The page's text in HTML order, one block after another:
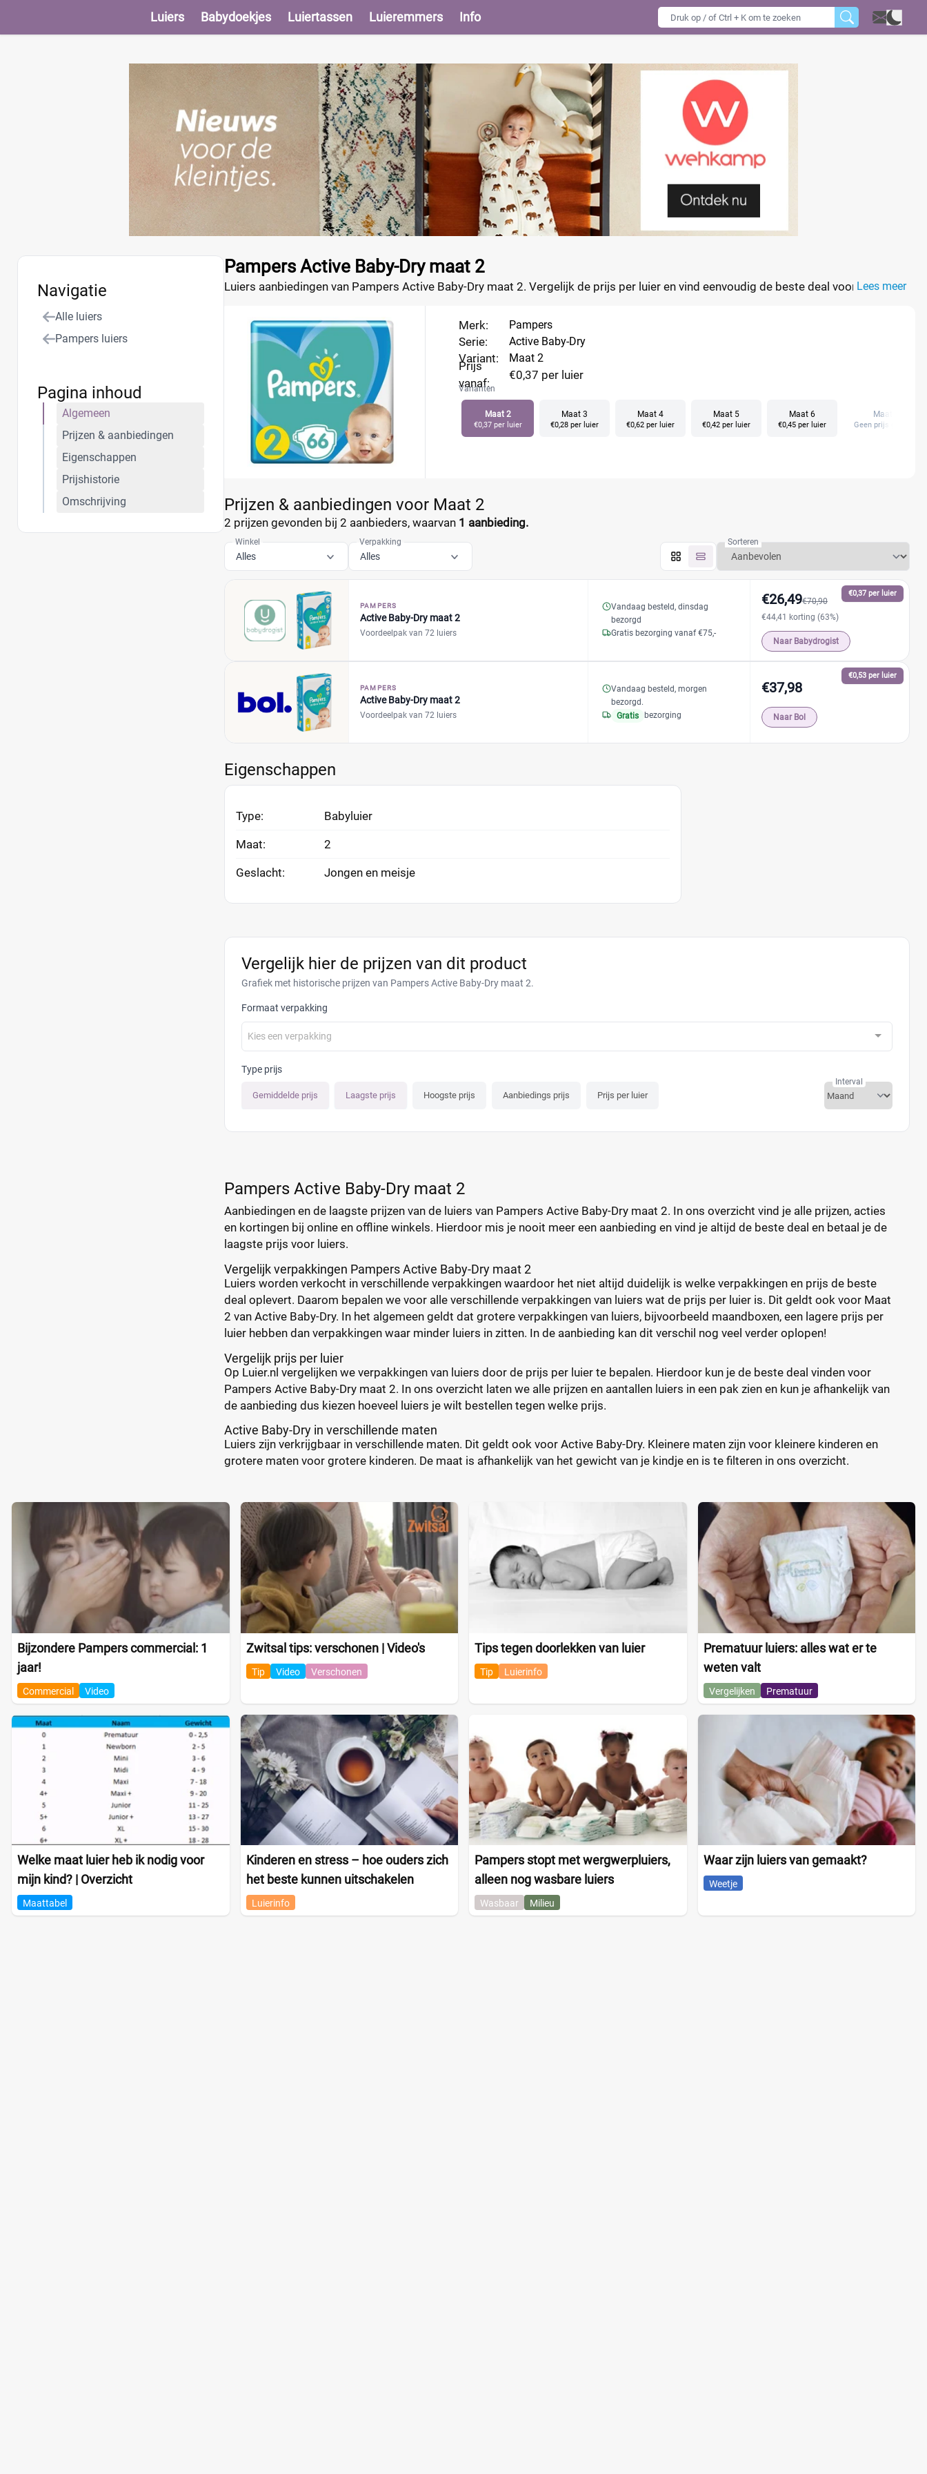
Luiers Babydoekjes Luiertassen Luieremmers Info
Pampers Active Baby-Dry maat 2
Luiers aanbiedingen van Pampers Active Baby-Dry maat 2. Vergelijk de prijs per luier en vind eenvoudig de beste deal voor Active
Lees meer
Merk:
Serie:
Variant:
Prijs
vanaf:
Pampers
Active Baby-Dry
Maat 2
€0,37 per luier
Varianten
Maat 2
€0,37 per luier
Maat 3
€0,28 per luier
Maat 4
€0,62 per luier
Maat 5
€0,42 per luier
Maat 6
€0,45 per luier
Maat 4+
Geen prijs gevonden
Prijzen & aanbiedingen voor Maat 2
2 prijzen gevonden bij 2 aanbieders, waarvan 1 aanbieding.
Winkel
Alles
Verpakking
Alles
Sorteren
PAMPERS
Active Baby-Dry maat 2
Voordeelpak van 72 luiers
Vandaag besteld, dinsdag
bezorgd
Gratis bezorging vanaf €75,-
€0,37 per luier
€26,49€70,90
€44,41 korting (63%)
Naar Babydrogist
PAMPERS
Active Baby-Dry maat 2
Voordeelpak van 72 luiers
Vandaag besteld, morgen
bezorgd.
Gratis bezorging
€0,53 per luier
€37,98
Naar Bol
Eigenschappen
Type: Babyluier
Maat: 2
Geslacht: Jongen en meisje
Vergelijk hier de prijzen van dit product
Grafiek met historische prijzen van Pampers Active Baby-Dry maat 2.
Formaat verpakking
Kies een verpakking
Type prijs
Gemiddelde prijs Laagste prijs Hoogste prijs Aanbiedings prijs Prijs per luier
Interval
Pampers Active Baby-Dry maat 2
Aanbiedingen en de laagste prijzen van de luiers van Pampers Active Baby-Dry maat 2. In ons overzicht vind je alle prijzen, acties
en kortingen bij online en offline winkels. Hierdoor mis je nooit meer een aanbieding en vind je altijd de beste deal en betaal je de
laagste prijs voor luiers.
Vergelijk verpakkingen Pampers Active Baby-Dry maat 2
Luiers worden verkocht in verschillende verpakkingen waardoor het niet altijd duidelijk is welke verpakkingen en prijs de beste
deal oplevert. Daarom bepalen we voor alle verschillende verpakkingen van luiers wat de prijs per luier is. Dit geldt ook voor Maat
2 van Active Baby-Dry. In het algemeen geldt dat grotere verpakkingen van luiers, bijvoorbeeld maandboxen, een lagere prijs per
luier hebben dan verpakkingen waar minder luiers in zitten. In de aanbieding kan dit verschil nog veel verder oplopen!
Vergelijk prijs per luier
Op Luier.nl vergelijken we verpakkingen van luiers door de prijs per luier te bepalen. Hierdoor kun je de beste deal vinden voor
Pampers Active Baby-Dry maat 2. In ons overzicht laten we alle prijzen en aantallen luiers in een pak zien en kun je afhankelijk van
de aanbieding dus kiezen hoeveel luiers je wilt bestellen tegen welke prijs.
Active Baby-Dry in verschillende maten
Luiers zijn verkrijgbaar in verschillende maten. Dit geldt ook voor Active Baby-Dry. Kleinere maten zijn voor kleinere kinderen en
grotere maten voor grotere kinderen. De maat is afhankelijk van het gewicht van je kindje en is te filteren in ons overzicht.
Navigatie
Alle luiers
Pampers luiers
Pagina inhoud
Algemeen
Prijzen & aanbiedingen
Eigenschappen
Prijshistorie
Omschrijving
Bijzondere Pampers commercial: 1
jaar!
Commercial Video
Zwitsal tips: verschonen | Video's
Tip Video Verschonen
Tips tegen doorlekken van luier
Tip Luierinfo
Prematuur luiers: alles wat er te
weten valt
Vergelijken Prematuur
Welke maat luier heb ik nodig voor
mijn kind? | Overzicht
Maattabel
Kinderen en stress – hoe ouders zich
het beste kunnen uitschakelen
Luierinfo
Pampers stopt met wergwerpluiers,
alleen nog wasbare luiers
Wasbaar Milieu
Waar zijn luiers van gemaakt?
Weetje